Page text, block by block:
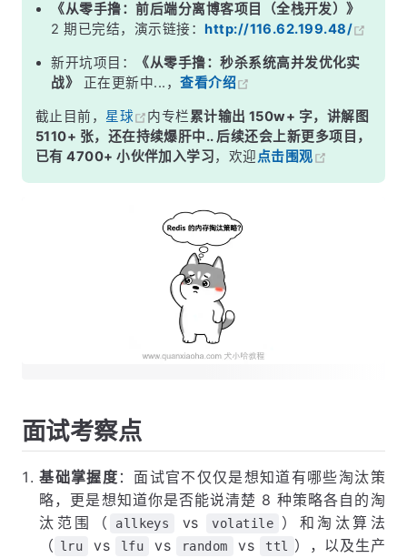
记忆口诀
总结
《从零手撸：前后端分离博客项目（全栈开发）》
2 期已完结，演示链接： http://116.62.199.48/
新开坑项目：
《从零手撸：秒杀系统高并发优化实
战》
正在更新中...，查看介绍
截止目前， 星球 内专栏累计输出 150w+ 字，讲解图
5110+ 张，还在持续爆肝中.. 后续还会上新更多项目，
已有 4700+ 小伙伴加入学习，欢迎点击围观
面试考察点
基础掌握度 ：面试官不仅仅是想知道有哪些淘汰策
略，更是想知道你是否能说清楚 8 种策略各自的淘
汰范围（
allkeys vs volatile
）和淘汰算法
（ lru vs lfu vs random vs ttl
），以及生产